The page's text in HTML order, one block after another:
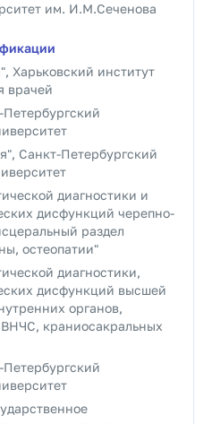
им. И.М.Сеченова
Харьковский институт
врачей
Санкт-Петербургский
диагностики и
дисфункций черепно-
раздел
остеопатии"
диагностики,
дисфункций высшей
органов,
ВНЧС, краниосакральных